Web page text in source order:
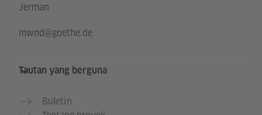
Jerman
mwnd@goethe.de
Tautan yang berguna
Buletin